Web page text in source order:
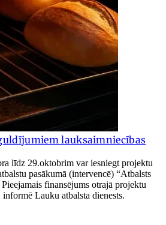
lauksaimniecības
līdz 29.oktobrim var iesniegt projektu
pasākumā (intervencē) “Atbalsts
finansējums otrajā projektu
Lauku atbalsta dienests.